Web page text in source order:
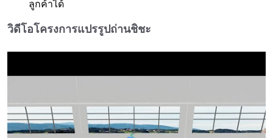
ลูกค้าได้
วิดีโอโครงการแปรรูปถ่านชิชะ